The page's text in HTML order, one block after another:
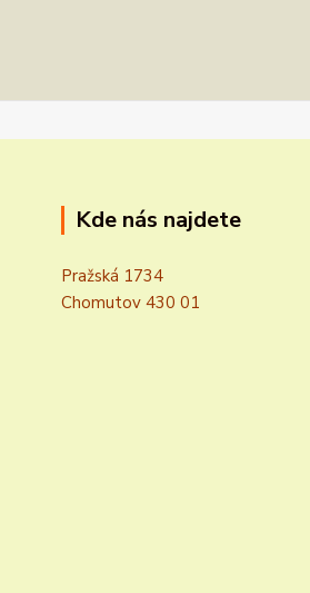
Kde nás najdete
Pražská 1734
Chomutov 430 01